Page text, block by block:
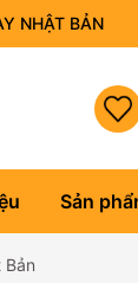
NHẬT BẢN
Sản